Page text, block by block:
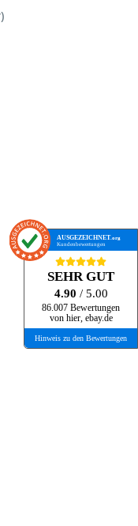
AUSGEZEICHNET.org
Kundenbewertungen
SEHR GUT
4.90 / 5.00
86.007 Bewertungen
von hier, ebay.de
Hinweis zu den Bewertungen